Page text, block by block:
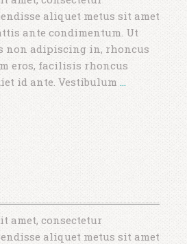
aliquet metus sit amet
ante condimentum. Ut
non adipiscing in, rhoncus
eros, facilisis rhoncus
id ante. Vestibulum …
amet, consectetur
aliquet metus sit amet